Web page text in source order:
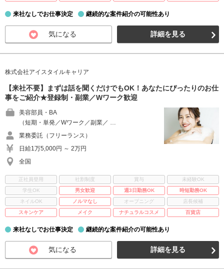
来社なしでお仕事決定 継続的な案件紹介の可能性あり
気になる 詳細を見る
株式会社アイスタイルキャリア
【来社不要】まずは話を聞くだけでもOK！あなたにぴったりのお仕
事をご紹介★登録制・副業／Wワーク歓迎
美容部員・BA
（短期・単発／Wワーク／副業／ …
業務委託（フリーランス）
日給1万5,000円 ～ 2万円
全国
正社員登用 社割制度 賞与
未経験OK
学生OK
男女歓迎 週3日勤務OK
時短勤務OK
ネイルOK
ノルマなし オープニング
店長候補
スキンケア
メイク ナチュラルコスメ 百貨店
来社なしでお仕事決定 継続的な案件紹介の可能性あり
気になる 詳細を見る